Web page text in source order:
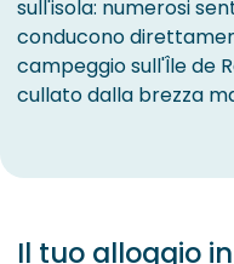
sull'isola: numerosi
conducono
campeggio sull'Île de
cullato dalla brezza
Il tuo alloggio